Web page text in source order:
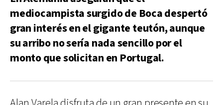
mediocampista surgido de Boca despertó
gran interés en el gigante teutón, aunque
su arribo no sería nada sencillo por el
monto que solicitan en Portugal.